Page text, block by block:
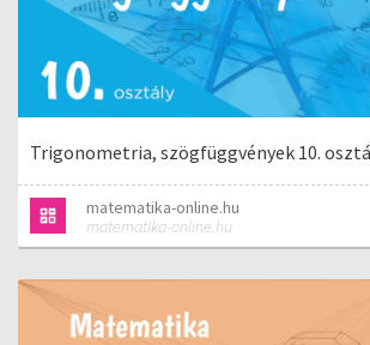
Trigonometria, szögfüggvények 10.
matematika-online.hu
matematika-online.hu